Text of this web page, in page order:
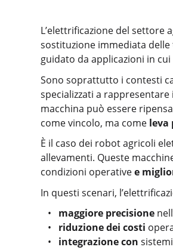
L’elettrificazione del settore
sostituzione immediata
guidato da applicazioni in
Sono soprattutto i contesti
specializzati a
macchina può essere
come vincolo, ma come leva
È il caso dei robot agricoli
allevamenti. Queste
condizioni operativee
In questi scenari,
maggiore precisione
riduzione dei costi
integrazionecon